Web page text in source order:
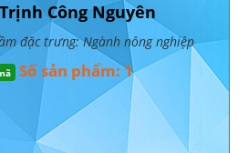
Công Nguyên
đặc trưng: Ngành nông nghiệp
Số sản phẩm: 1